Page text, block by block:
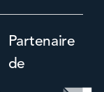
Partenaire
de